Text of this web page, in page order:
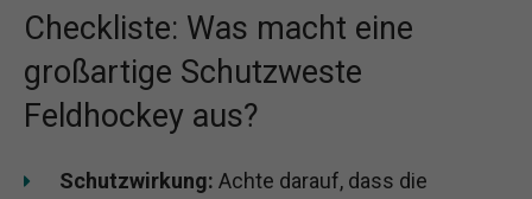
Checkliste: Was macht eine
großartige Schutzweste
Feldhockey aus?
Schutzwirkung: Achte darauf, dass die